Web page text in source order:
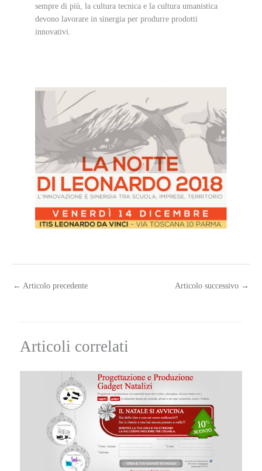
sempre di più, la cultura tecnica e la cultura umanistica
devono lavorare in sinergia per produrre prodotti
innovativi.
← Articolo precedente Articolo successivo →
Articoli correlati